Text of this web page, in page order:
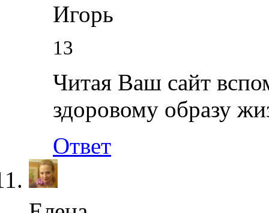
Игорь
13
Читая Ваш сайт
здоровому образу
Ответ